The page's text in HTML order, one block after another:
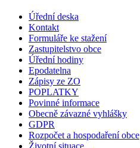
Úřední deska
Kontakt
Formuláře ke stažení
Zastupitelstvo obce
Úřední hodiny
Epodatelna
Zápisy ze ZO
POPLATKY
Povinné informace
Obecně závazné vyhlášky
GDPR
Rozpočet a hospodaření obce
Životní situace